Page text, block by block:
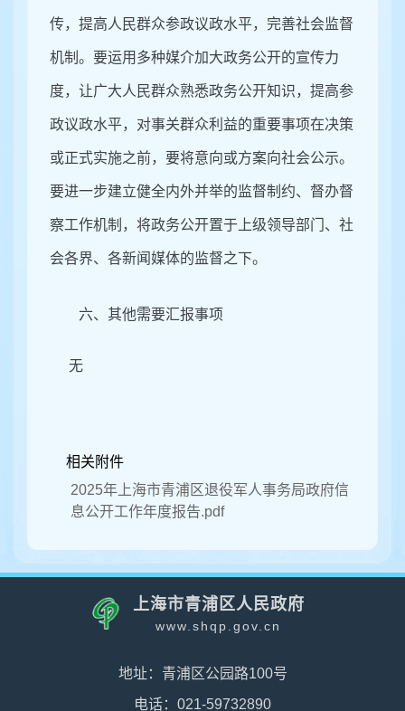
传，提高人民群众参政议政水平，完善社会监督
机制。要运用多种媒介加大政务公开的宣传力
度，让广大人民群众熟悉政务公开知识，提高参
政议政水平，对事关群众利益的重要事项在决策
或正式实施之前，要将意向或方案向社会公示。
要进一步建立健全内外并举的监督制约、督办督
察工作机制，将政务公开置于上级领导部门、社
会各界、各新闻媒体的监督之下。
六、其他需要汇报事项
无
相关附件
2025年上海市青浦区退役军人事务局政府信
息公开工作年度报告.pdf
上海市青浦区人民政府
www.shqp.gov.cn
地址：青浦区公园路100号
电话：021-59732890